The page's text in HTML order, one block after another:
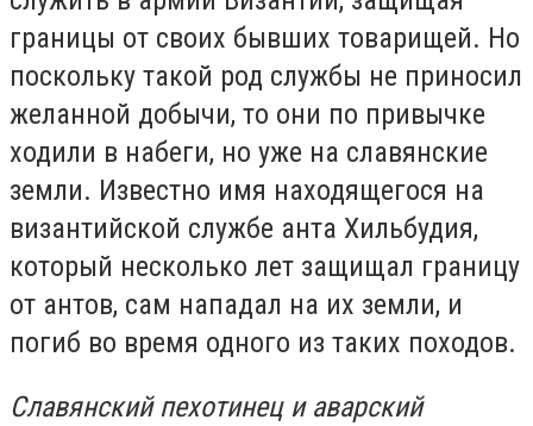
границы от своих бывших товарищей. Но
поскольку такой род службы не приносил
желанной добычи, то они по привычке
ходили в набеги, но уже на славянские
земли. Известно имя находящегося на
византийской службе анта Хильбудия,
который несколько лет защищал границу
от антов, сам нападал на их земли, и
погиб во время одного из таких походов.
Славянский пехотинец и аварский